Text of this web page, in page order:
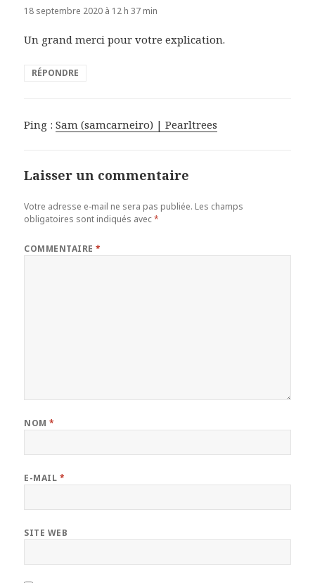
i
18 septembre 2020 à 12 h 37 min
Un grand merci pour votre explication.
RÉPONDRE
Ping :Sam (samcarneiro) | Pearltrees
Laisser un commentaire
Votre adresse e-mail ne sera pas publiée. Les champs
obligatoires sont indiqués avec*
COMMENTAIRE*
NOM*
E-MAIL *
SITE WEB